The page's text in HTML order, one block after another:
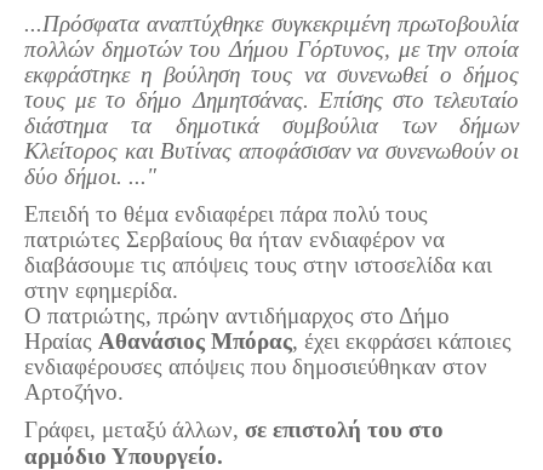
Σερβαίοι για το Σέρβου
Σύνδεσμος Σερβαίων
Εφημερίδα Αρτοζήνος
Ηλεκτρονική έκδοση Αρτοζήνου
Θέματα και δράσεις Συνδέσμου
Ανακοινώσεις
Η ιστοσελίδα μας
Χάρτης του Site (Sitemap)
Επικοινωνία
Τα Νέα
Τα Τελευταία Νέα
Αυτοί που έφυγαν για πάντα
...Πρόσφατα αναπτύχθηκε συγκεκριμένη πρωτοβουλία
πολλών δημοτών του Δήμου Γόρτυνος, με την οποία
εκφράστηκε η βούληση τους να συνενωθεί ο δήμος
τους με το δήμο Δημητσάνας. Επίσης στο τελευταίο
διάστημα τα δημοτικά συμβούλια των δήμων
Κλείτορος και Βυτίνας αποφάσισαν να συνενωθούν οι
δύο δήμοι. ..."
Επειδή το θέμα ενδιαφέρει πάρα πολύ τους
πατριώτες Σερβαίους θα ήταν ενδιαφέρον να
διαβάσουμε τις απόψεις τους στην ιστοσελίδα και
στην εφημερίδα.
Ο πατριώτης, πρώην αντιδήμαρχος στο Δήμο
Ηραίας Αθανάσιος Μπόρας, έχει εκφράσει κάποιες
ενδιαφέρουσες απόψεις που δημοσιεύθηκαν στον
Αρτοζήνο.
Γράφει, μεταξύ άλλων, σε επιστολή του στο
αρμόδιο Υπουργείο.